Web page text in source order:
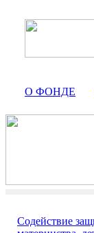
О ФОНДЕ
Содействие